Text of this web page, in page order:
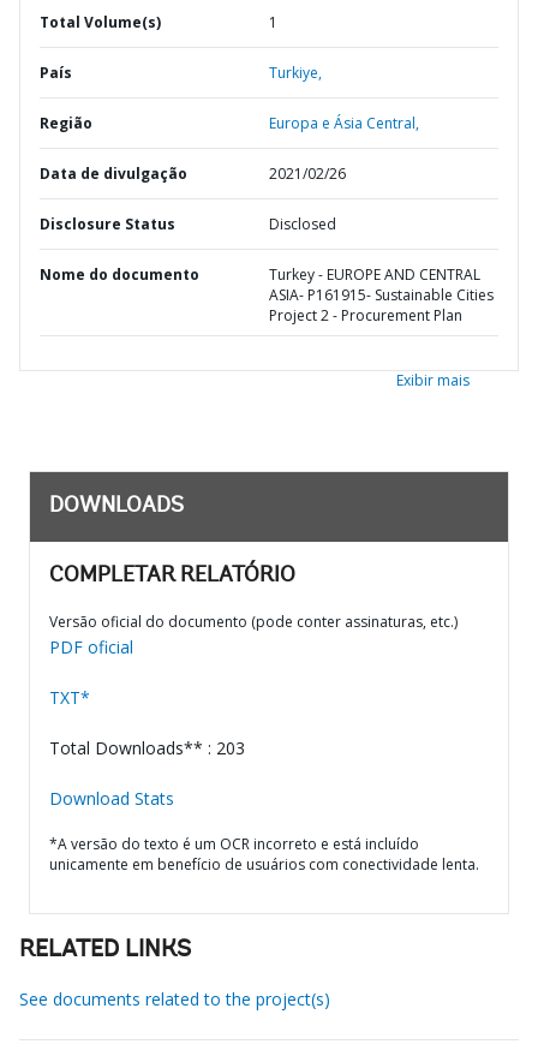
Total Volume(s) 1
País Turkiye,
Região Europa e Ásia Central,
Data de divulgação 2021/02/26
Disclosure Status Disclosed
Nome do documento
Turkey - EUROPE AND CENTRAL
ASIA- P161915- Sustainable Cities
Project 2 - Procurement Plan
Exibir mais
DOWNLOADS
COMPLETAR RELATÓRIO
Versão oficial do documento (pode conter assinaturas, etc.)
PDF oficial
TXT*
Total Downloads** : 203
Download Stats
*A versão do texto é um OCR incorreto e está incluído
unicamente em benefício de usuários com conectividade lenta.
RELATED LINKS
See documents related to the project(s)